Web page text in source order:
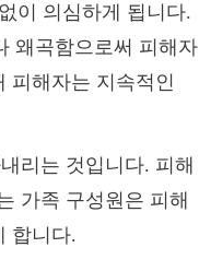
이 의심하게 됩니다.
왜곡함으로써 피해자
피해자는 지속적인
리는 것입니다. 피해
가족 구성원은 피해
합니다.